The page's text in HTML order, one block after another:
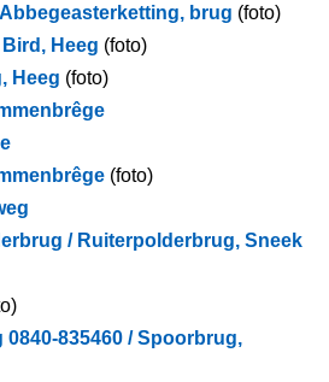
Abbegeasterketting, brug (foto)
Heeg (foto)
Heeg (foto)
(foto)
/ Ruiterpolderbrug, Sneek
835460 / Spoorbrug,